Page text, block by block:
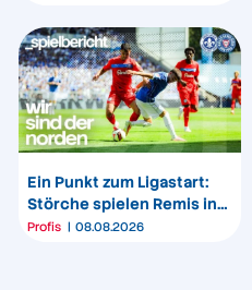
Ein Punkt zum Ligastart:
Störche spielen Remis in
Darmstadt
Profis 08.08.2026